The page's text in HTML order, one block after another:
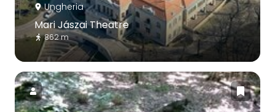
Ungheria
Mari Jászai Theatre
862 m